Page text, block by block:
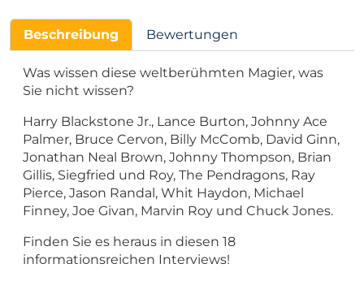
Beschreibung Bewertungen
Was wissen diese weltberühmten Magier, was
Sie nicht wissen?
Harry Blackstone Jr., Lance Burton, Johnny Ace
Palmer, Bruce Cervon, Billy McComb, David Ginn,
Jonathan Neal Brown, Johnny Thompson, Brian
Gillis, Siegfried und Roy, The Pendragons, Ray
Pierce, Jason Randal, Whit Haydon, Michael
Finney, Joe Givan, Marvin Roy und Chuck Jones.
Finden Sie es heraus in diesen 18
informationsreichen Interviews!